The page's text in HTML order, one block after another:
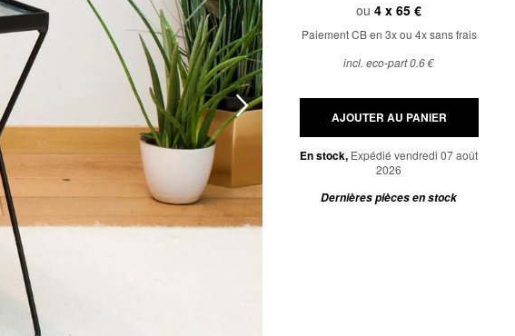
ou 4 x 65 €
Paiement CB en 3x ou 4x sans frais
incl. eco-part 0.6 €
AJOUTER AU PANIER
En stock, Expédié vendredi 07 août
2026
Dernières pièces en stock